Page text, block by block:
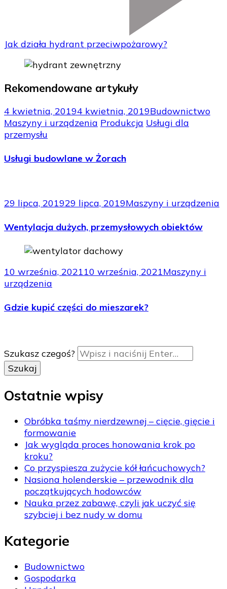
Jak działa hydrant przeciwpożarowy?
Rekomendowane artykuły
4 kwietnia, 20194 kwietnia, 2019Budownictwo
Maszyny i urządzenia Produkcja Usługi dla
przemysłu
Usługi budowlane w Żorach
29 lipca, 201929 lipca, 2019Maszyny i urządzenia
Wentylacja dużych, przemysłowych obiektów
10 września, 202110 września, 2021Maszyny i
urządzenia
Gdzie kupić części do mieszarek?
Szukasz czegoś?
Ostatnie wpisy
Obróbka taśmy nierdzewnej – cięcie, gięcie i
formowanie
Jak wygląda proces honowania krok po
kroku?
Co przyspiesza zużycie kół łańcuchowych?
Nasiona holenderskie – przewodnik dla
początkujących hodowców
Nauka przez zabawę, czyli jak uczyć się
szybciej i bez nudy w domu
Kategorie
Budownictwo
Gospodarka